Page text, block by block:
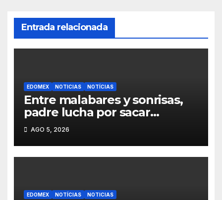
Entrada relacionada
EDOMEX NOTICIAS NOTÍCIAS
Entre malabares y sonrisas,
padre lucha por sacar
adelante a su hija en calles de
Toluca
AGO 5, 2026
EDOMEX NOTÍCIAS NOTICIAS